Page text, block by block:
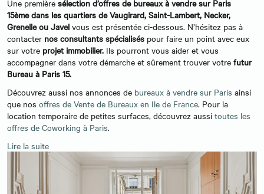
Une première sélection d’offres de bureaux à vendre sur Paris
15ème dans les quartiers de Vaugirard, Saint-Lambert, Necker,
Grenelle ou Javel vous est présentée ci-dessous. N’hésitez pas à
contacter nos consultants spécialisés pour faire un point avec eux
sur votre projet immobilier. Ils pourront vous aider et vous
accompagner dans votre démarche et sûrement trouver votre futur
Bureau à Paris 15.
Découvrez aussi nos annonces de bureaux à vendre sur Paris ainsi
que nos offres de Vente de Bureaux en Ile de France. Pour la
location temporaire de petites surfaces, découvrez aussi toutes les
offres de Coworking à Paris.
Lire la suite